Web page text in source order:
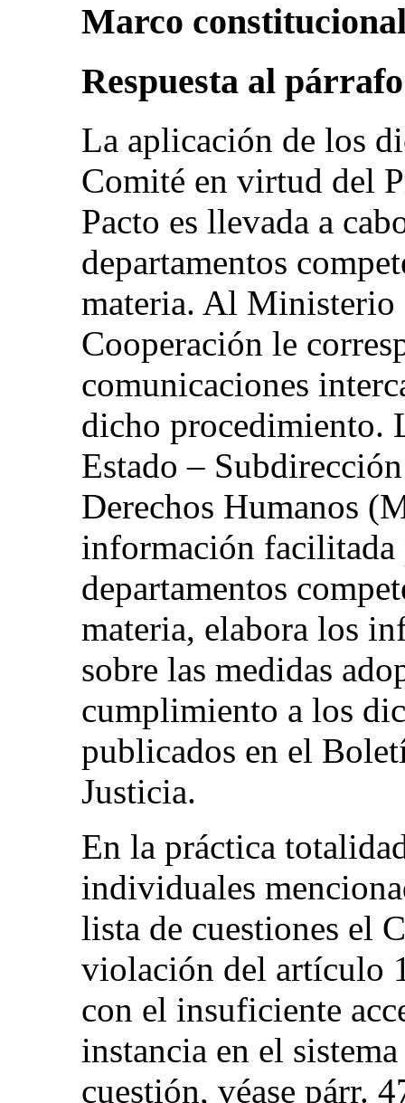
Marco
Respuesta al
La aplicación de los
Comité en virtud del
Pacto es llevada a
departamentos
materia. Al Ministerio
Cooperación le
comunicaciones
dicho procedimiento.
Estado ‒
Derechos Humanos
información facilitada
departamentos
materia, elabora los
sobre las medidas
cumplimiento a los
publicados en el
Justicia.
En la práctica
individuales
lista de cuestiones el
violación del artículo
con el insuficiente
instancia en el
cuestión, véase párr.